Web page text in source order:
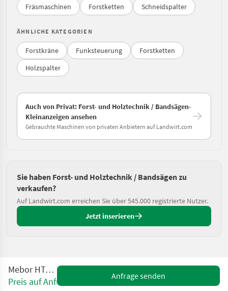
Fräsmaschinen
Forstketten Schneidspalter
ÄHNLICHE KATEGORIEN
Forstkräne Funksteuerung
Forstketten
Holzspalter
Auch von Privat: Forst- und Holztechnik / Bandsägen-
Kleinanzeigen ansehen
Gebrauchte Maschinen von privaten Anbietern auf Landwirt.com
Sie haben Forst- und Holztechnik / Bandsägen zu
verkaufen?
Auf Landwirt.com erreichen Sie über 545.000 registrierte Nutzer.
Jetzt inserieren
Mebor HTZ 1000
Preis auf Anfrage
Anfrage senden